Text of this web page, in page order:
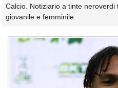
Calcio. Notiziario a tinte
giovanile e femminile